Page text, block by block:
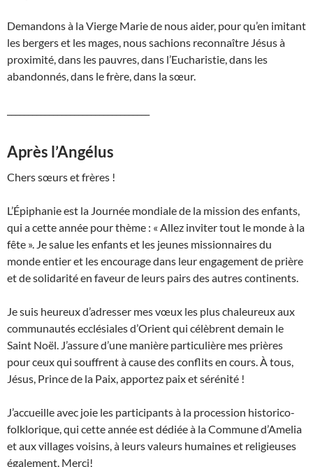
Demandons à la Vierge Marie de nous aider, pour qu’en imitant
les bergers et les mages, nous sachions reconnaître Jésus à
proximité, dans les pauvres, dans l’Eucharistie, dans les
abandonnés, dans le frère, dans la sœur.
Après l’Angélus
Chers sœurs et frères !
L’Épiphanie est la Journée mondiale de la mission des enfants,
qui a cette année pour thème : « Allez inviter tout le monde à la
fête ». Je salue les enfants et les jeunes missionnaires du
monde entier et les encourage dans leur engagement de prière
et de solidarité en faveur de leurs pairs des autres continents.
Je suis heureux d’adresser mes vœux les plus chaleureux aux
communautés ecclésiales d’Orient qui célèbrent demain le
Saint Noël. J’assure d’une manière particulière mes prières
pour ceux qui souffrent à cause des conflits en cours. À tous,
Jésus, Prince de la Paix, apportez paix et sérénité !
J’accueille avec joie les participants à la procession historico-
folklorique, qui cette année est dédiée à la Commune d’Amelia
et aux villages voisins, à leurs valeurs humaines et religieuses
également. Merci!